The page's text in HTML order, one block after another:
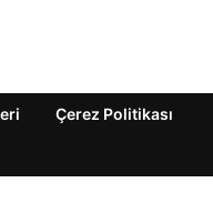
Çerez Politikası